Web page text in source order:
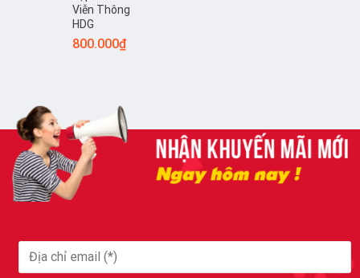
Viễn Thông
HDG
800.000₫